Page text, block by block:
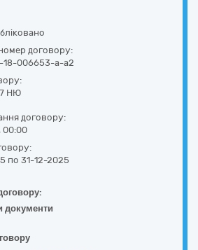
договору:
18-006653-a-a2
НЮ
договору:
00:00
по 31-12-2025
документи